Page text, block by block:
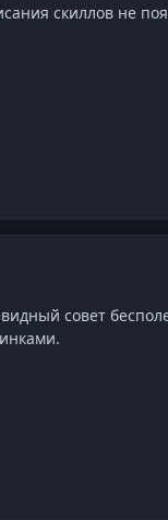
скиллов не
совет